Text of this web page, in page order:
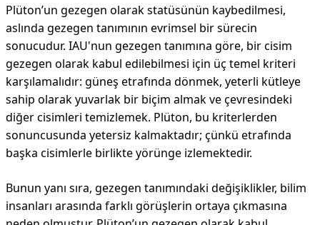
Plüton’un gezegen olarak statüsünün kaybedilmesi,
aslında gezegen tanımının evrimsel bir sürecin
sonucudur. IAU'nun gezegen tanımına göre, bir cisim
gezegen olarak kabul edilebilmesi için üç temel kriteri
karşılamalıdır: güneş etrafında dönmek, yeterli kütleye
sahip olarak yuvarlak bir biçim almak ve çevresindeki
diğer cisimleri temizlemek. Plüton, bu kriterlerden
sonuncusunda yetersiz kalmaktadır; çünkü etrafında
başka cisimlerle birlikte yörünge izlemektedir.
Bunun yanı sıra, gezegen tanımındaki değişiklikler, bilim
insanları arasında farklı görüşlerin ortaya çıkmasına